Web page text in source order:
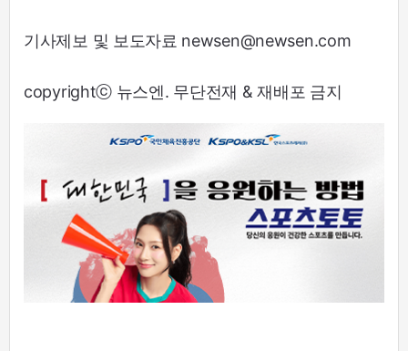
기사제보 및 보도자료 newsen@newsen.com
copyrightⓒ 뉴스엔. 무단전재 & 재배포 금지